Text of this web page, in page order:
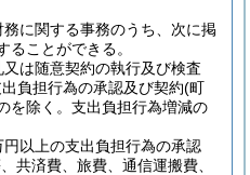
に関する事務のうち、次に掲
ることができる。
は随意契約の執行及び検査
負担行為の承認及び契約(町
を除く。支出負担行為増減の
以上の支出負担行為の承認
共済費、旅費、通信運搬費、